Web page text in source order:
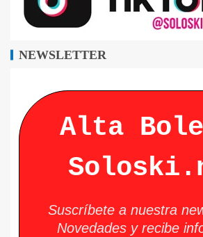
NEWSLETTER
Alta
Suscríbete a nuestra
Novedades y recibe